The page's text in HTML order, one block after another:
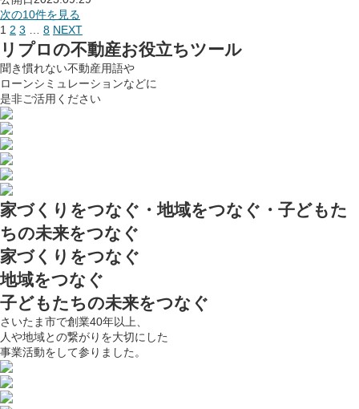
次の10件を見る
1 2 3 … 8 NEXT
リプロの不動産お役立ちツール
聞き慣れない不動産用語や
ローンシミュレーションなどに
是非ご活用ください
家づくりをつなぐ・地域をつなぐ・子どもた
ちの未来をつなぐ
家づくりをつなぐ
地域をつなぐ
子どもたちの未来をつなぐ
さいたま市で創業40年以上、
人や地域との繋がりを大切にした
事業活動をして参りました。